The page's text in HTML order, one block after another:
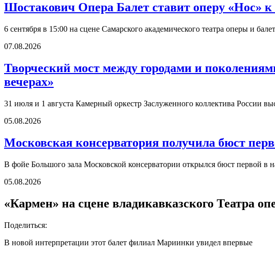
Шостакович Опера Балет ставит оперу «Нос»
6 сентября в 15:00 на сцене Самарского академического театра оперы и
07.08.2026
Творческий мост между городами и
вечерах»
31 июля и 1 августа Камерный оркестр Заслуженного коллектива России
05.08.2026
Московская консерватория получила бюст
В фойе Большого зала Московской консерватории открылся бюст
05.08.2026
«Кармен» на сцене владикавказского Театра
Поделиться:
В новой интерпретации этот балет филиал Мариинки увидел впервые